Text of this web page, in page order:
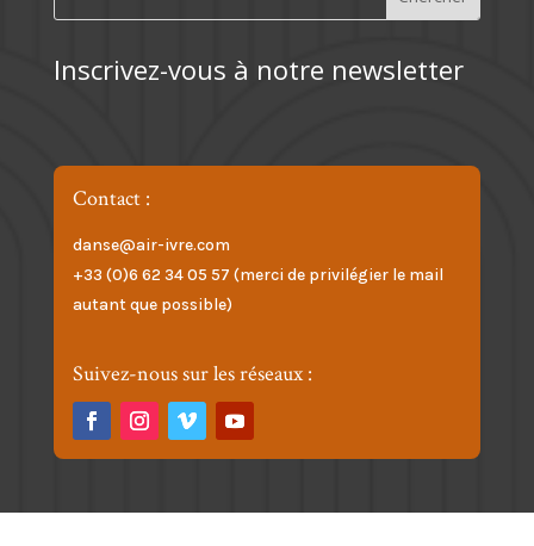
Inscrivez-vous à notre newsletter
Contact :
danse@air-ivre.com
+33 (0)6 62 34 05 57 (merci de privilégier le mail
autant que possible)
Suivez-nous sur les réseaux :